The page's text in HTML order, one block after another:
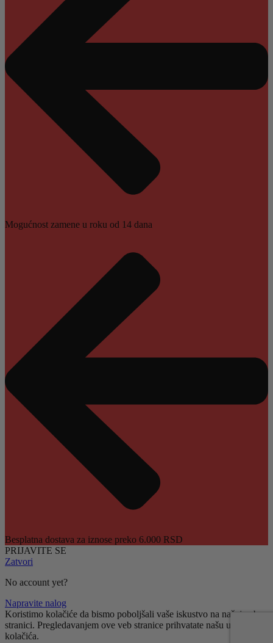
Mogućnost zamene u roku od 14 dana
Besplatna dostava za iznose preko 6.000 RSD
PRIJAVITE SE
Zatvori
No account yet?
Napravite nalog
Koristimo kolačiće da bismo poboljšali vaše iskustvo na našoj veb
stranici. Pregledavanjem ove veb stranice prihvatate našu upotrebu
kolačića.